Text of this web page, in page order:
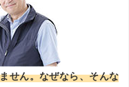
せん。なぜなら、そんな